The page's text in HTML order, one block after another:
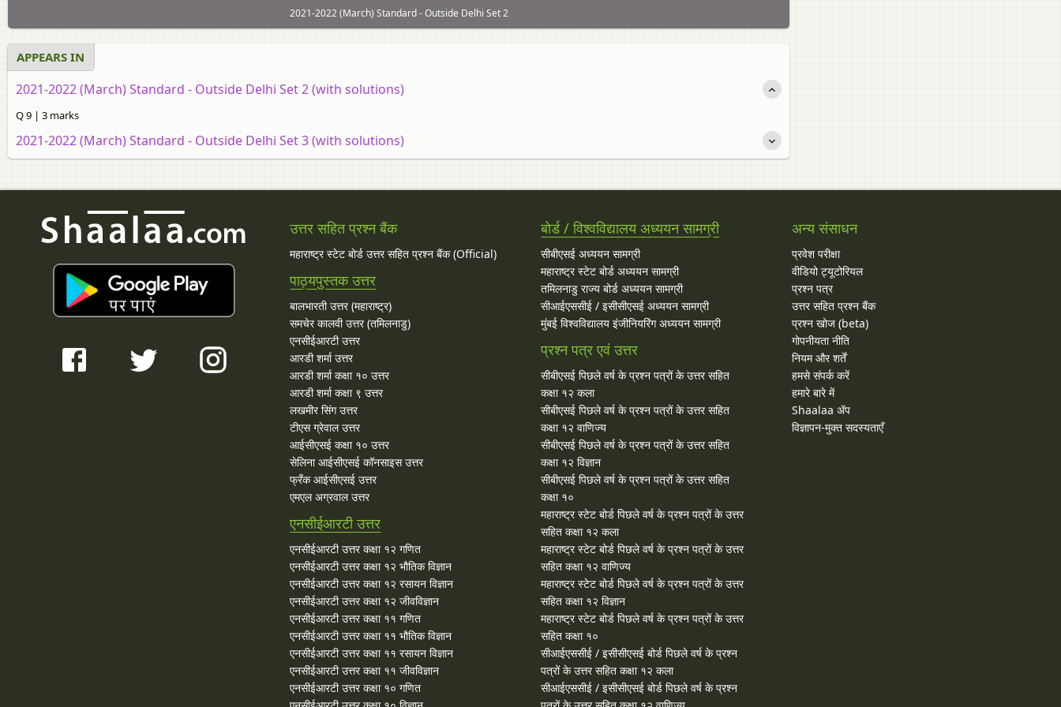
2021-2022 (March) Standard - Outside Delhi Set 2
APPEARS IN
2021-2022 (March) Standard - Outside Delhi Set 2 (with solutions)
Q 9 | 3 marks
2021-2022 (March) Standard - Outside Delhi Set 3 (with solutions)
उत्तर सहित प्रश्न बैंक
महाराष्ट्र स्टेट बोर्ड उत्तर सहित प्रश्न बैंक (Official)
पाठ्यपुस्तक उत्तर
बालभारती उत्तर (महाराष्ट्र)
समचेर कालवी उत्तर (तमिलनाडु)
एनसीईआरटी उत्तर
आरडी शर्मा उत्तर
आरडी शर्मा कक्षा १० उत्तर
आरडी शर्मा कक्षा ९ उत्तर
लखमीर सिंग उत्तर
टीएस ग्रेवाल उत्तर
आईसीएसई कक्षा १० उत्तर
सेलिना आईसीएसई कॉनसाइस उत्तर
फ्रँक आईसीएसई उत्तर
एमएल अग्रवाल उत्तर
एनसीईआरटी उत्तर
एनसीईआरटी उत्तर कक्षा १२ गणित
एनसीईआरटी उत्तर कक्षा १२ भौतिक विज्ञान
एनसीईआरटी उत्तर कक्षा १२ रसायन विज्ञान
एनसीईआरटी उत्तर कक्षा १२ जीवविज्ञान
एनसीईआरटी उत्तर कक्षा ११ गणित
एनसीईआरटी उत्तर कक्षा ११ भौतिक विज्ञान
एनसीईआरटी उत्तर कक्षा ११ रसायन विज्ञान
एनसीईआरटी उत्तर कक्षा ११ जीवविज्ञान
एनसीईआरटी उत्तर कक्षा १० गणित
बोर्ड / विश्वविद्यालय अध्ययन सामग्री
सीबीएसई अध्ययन सामग्री
महाराष्ट्र स्टेट बोर्ड अध्ययन सामग्री
तमिलनाडु राज्य बोर्ड अध्ययन सामग्री
सीआईएससीई / इसीसीएसई अध्ययन सामग्री
मुंबई विश्वविद्यालय इंजीनियरिंग अध्ययन सामग्री
प्रश्न पत्र एवं उत्तर
सीबीएसई पिछले वर्ष के प्रश्न पत्रों के उत्तर सहित
कक्षा १२ कला
सीबीएसई पिछले वर्ष के प्रश्न पत्रों के उत्तर सहित
कक्षा १२ वाणिज्य
सीबीएसई पिछले वर्ष के प्रश्न पत्रों के उत्तर सहित
कक्षा १२ विज्ञान
सीबीएसई पिछले वर्ष के प्रश्न पत्रों के उत्तर सहित
कक्षा १०
महाराष्ट्र स्टेट बोर्ड पिछले वर्ष के प्रश्न पत्रों के उत्तर
सहित कक्षा १२ कला
महाराष्ट्र स्टेट बोर्ड पिछले वर्ष के प्रश्न पत्रों के उत्तर
सहित कक्षा १२ वाणिज्य
महाराष्ट्र स्टेट बोर्ड पिछले वर्ष के प्रश्न पत्रों के उत्तर
सहित कक्षा १२ विज्ञान
महाराष्ट्र स्टेट बोर्ड पिछले वर्ष के प्रश्न पत्रों के उत्तर
सहित कक्षा १०
सीआईएससीई / इसीसीएसई बोर्ड पिछले वर्ष के प्रश्न
पत्रों के उत्तर सहित कक्षा १२ कला
सीआईएससीई / इसीसीएसई बोर्ड पिछले वर्ष के प्रश्न
अन्य संसाधन
प्रवेश परीक्षा
वीडियो ट्यूटोरियल
प्रश्न पत्र
उत्तर सहित प्रश्न बैंक
प्रश्न खोज (beta)
गोपनीयता नीति
नियम और शर्तें
हमसे संपर्क करें
हमारे बारे में
Shaalaa ॲप
विज्ञापन-मुक्त सदस्यताएँ